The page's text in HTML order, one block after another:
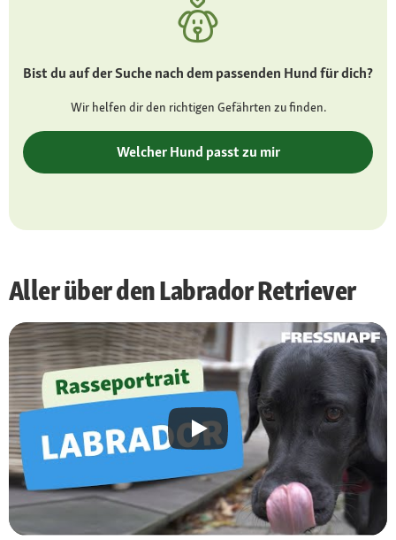
mittelgroß, braun bis haselnussfarben
mittelgroße Schlappohren
Fell und Farbe
Struktur kurz, stockhaarig, mit dichter
Unterwolle, keine Befederung; Fellfarben
Schwarz, Schokoladenbraun, Gelb in
Schwimmhäute zwischen den Zehen;
Unterteilung in Arbeits- und Showlinie
Charakter
liebevoll, kinderfreundlich, gutmütig, aktiv,
belastbar, mutig
ganzjähriges Haaren, daher regelmäßig
bürsten, aber nicht baden
Gesundheit
Veranlagung zu Hüft- und Ellbogendysplasie
Bist du auf der Suche nach dem passenden Hund für dich?
Wir helfen dir den richtigen Gefährten zu finden.
Welcher Hund passt zu mir
Aller über den Labrador Retriever